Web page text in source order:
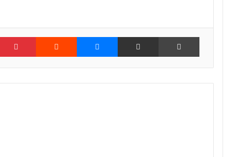
Pinterest Reddit Messenger Share via Email Print